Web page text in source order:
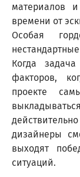
материалов
времени от
Особая
Когда
факторов,
проекте
дизайнеры
выходят
ситуаций.